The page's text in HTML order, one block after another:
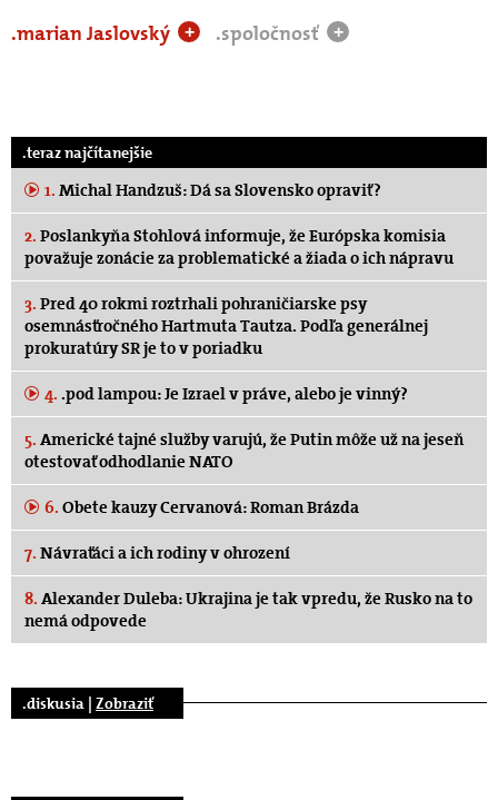
.marian Jaslovský + .spoločnosť +
.teraz najčítanejšie
1. Michal Handzuš: Dá sa Slovensko opraviť?
2. Poslankyňa Stohlová informuje, že Európska komisia
považuje zonácie za problematické a žiada o ich nápravu
3. Pred 40 rokmi roztrhali pohraničiarske psy
osemnásťročného Hartmuta Tautza. Podľa generálnej
prokuratúry SR je to v poriadku
4. .pod lampou: Je Izrael v práve, alebo je vinný?
5. Americké tajné služby varujú, že Putin môže už na jeseň
otestovať odhodlanie NATO
6. Obete kauzy Cervanová: Roman Brázda
7. Návraťáci a ich rodiny v ohrození
8. Alexander Duleba: Ukrajina je tak vpredu, že Rusko na to
nemá odpovede
.diskusia | Zobraziť